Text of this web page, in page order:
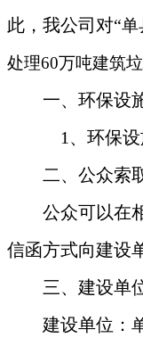
此，我公司对“单
处理60万吨建筑
一、环保设
1、环保
二、公众索
公众可以在
信函方式向建设
三、建设单
建设单位：